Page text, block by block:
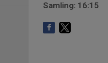
Samling: 16:15